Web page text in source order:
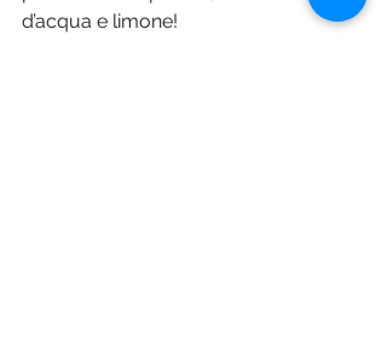
d’acqua e limone!